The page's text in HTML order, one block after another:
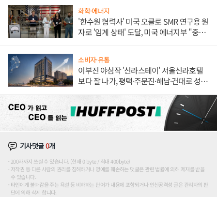
화학·에너지
'한수원 협력사' 미국 오클로 SMR 연구용 원
자로 '임계 상태' 도달, 미국 에너지부 "중요
소비자·유통
이부진 야심작 '신라스테이' 서울신라호텔
보다 잘 나가, 평택·주문진·해남·건대로 성
기사댓글0개
200자까지 쓰실 수 있습니다. (현재 0 byte / 최대 400byte)
저작권 등 다른 사람의 권리를 침해하거나 명예를 훼손하는 댓글은 관련 법률에 의해 제재를 받을
수 있습니다.
타인에게 불쾌감을 주는 욕설 등 비하하는 단어가 내용에 포함되거나 인신공격성 글은 관리자의 판
단에 의해 삭제 합니다.